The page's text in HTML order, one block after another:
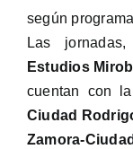
según
Las
Estudios
cuentan con
Ciudad
Zamora-